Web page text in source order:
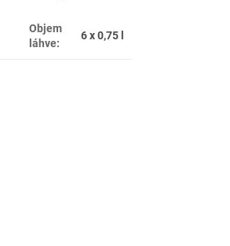
Objem
láhve:
6 x 0,75 l